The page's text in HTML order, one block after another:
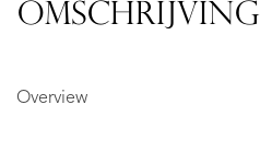
OMSCHRIJVING
Overview